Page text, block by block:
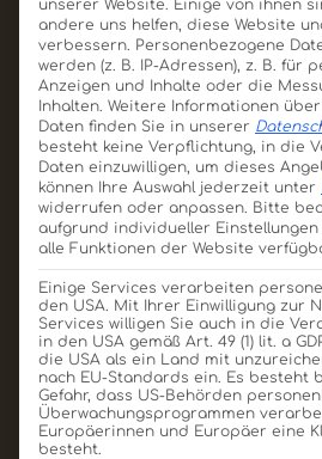
Produkt ansehen Für
Mailing
unserer Website. Einige von ihnen
andere uns helfen, diese Website
verbessern. Personenbezogene
werden (z. B. IP-Adressen), z. B. für
Anzeigen und Inhalte oder die
Inhalten. Weitere Informationen
Daten finden Sie in unserer
besteht keine Verpflichtung, in die
Daten einzuwilligen, um dieses
können Ihre Auswahl jederzeit unter
widerrufen oder anpassen. Bitte
aufgrund individueller
alle Funktionen der Website
Einige Services verarbeiten
den USA. Mit Ihrer Einwilligung zur
Services willigen Sie auch in die
in den USA gemäß Art. 49 (1) lit. a
die USA als ein Land mit
nach EU-Standards ein. Es besteht
Gefahr, dass US-Behörden
Überwachungsprogrammen
Europäerinnen und Europäer eine
besteht.